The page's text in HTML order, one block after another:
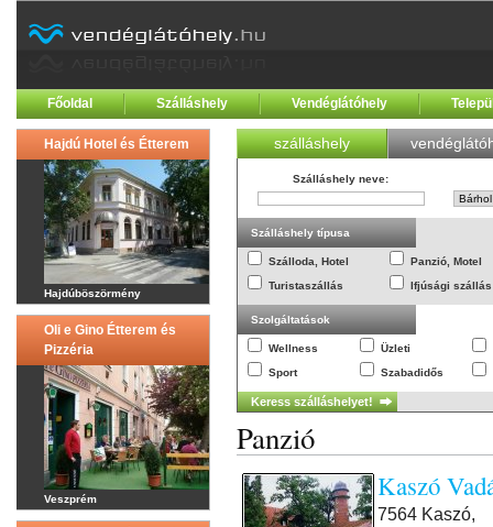
Főoldal Szálláshely Vendéglátóhely
Hajdú Hotel és Étterem
Hajdúböszörmény
Oli e Gino Étterem és
Pizzéria
Veszprém
szálláshely
Szálláshely neve:
Szálláshely típusa
Szálloda, Hotel
Panzió, Motel
Turistaszállás
Ifjúsági szállás
Szolgáltatások
Wellness
Üzleti
Sport
Szabadidős
Panzió
Kaszó
7564 Kaszó,